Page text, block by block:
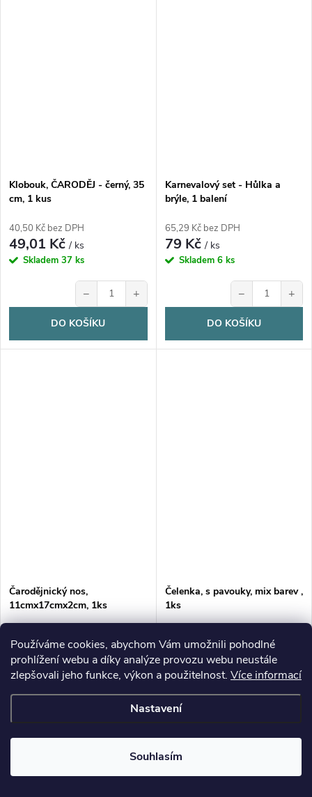
Používáme cookies, abychom Vám umožnili pohodlné
prohlížení webu a díky analýze provozu webu neustále
zlepšovali jeho funkce, výkon a použitelnost. Více informací
Nastavení
Souhlasím
Klobouk, ČARODĚJ - černý, 35
cm, 1 kus
40,50 Kč bez DPH
49,01 Kč/ ks
Skladem 37 ks
− +
DO KOŠÍKU
Karnevalový set - Hůlka a
brýle, 1 balení
65,29 Kč bez DPH
79 Kč/ ks
Skladem 6 ks
− +
DO KOŠÍKU
Čarodějnický nos,
11cmx17cmx2cm, 1ks
29 Kč/ ks
na objednávku - dodání do 5
pracov. dnů
+
DO KOŠÍKU
Čelenka, s pavouky, mix barev ,
1ks
51 Kč/ ks
Skladem4 ks
− +
Nové produkty Nové produkty